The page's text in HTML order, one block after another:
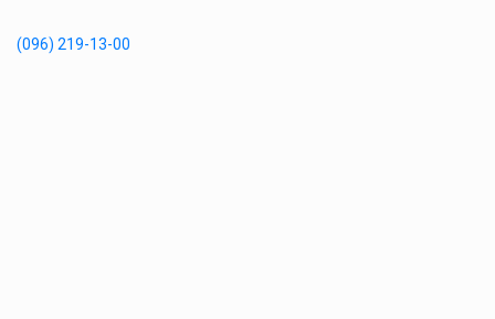
(096) 219-13-00